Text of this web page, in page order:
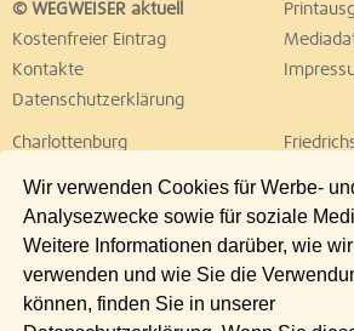
Wir verwenden Cookies für Werbe-
Analysezwecke sowie für soziale
Weitere Informationen darüber, wie
verwenden und wie Sie die
können, finden Sie in unserer
© WEGWEISER aktuell
Kostenfreier Eintrag
Kontakte
Datenschutzerklärung
Charlottenburg
Lichtenberg
Marzahn
Neukölln
Pankow
Reinickendorf